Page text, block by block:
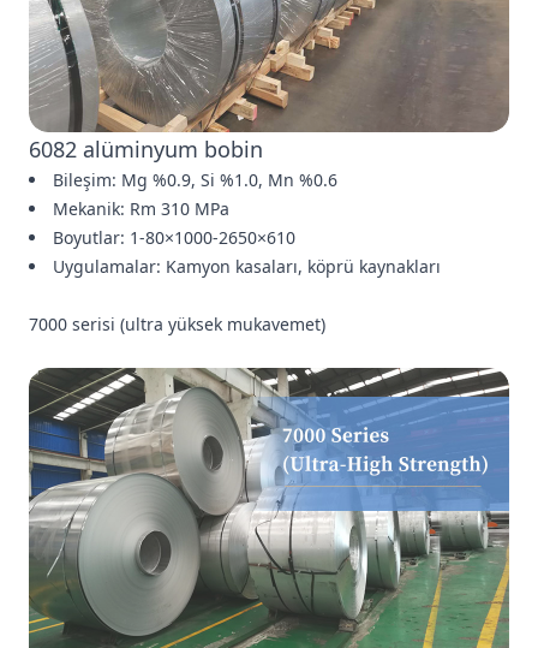
6082 alüminyum bobin
Bileşim: Mg %0.9, Si %1.0, Mn %0.6
Mekanik: Rm 310 MPa
Boyutlar: 1-80×1000-2650×610
Uygulamalar: Kamyon kasaları, köprü kaynakları
7000 serisi (ultra yüksek mukavemet)